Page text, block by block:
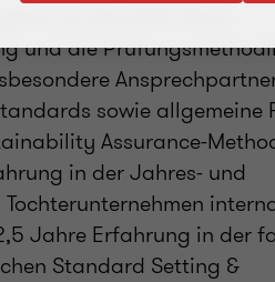
im One ESG Team
und die
sowie allgemeine
Assurance-
in der Jahres- und
Jahre Erfahrung in der
Standard Setting &